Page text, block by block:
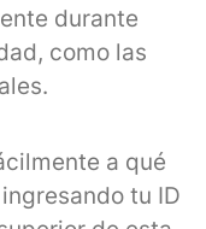
durante
como las
a qué
tu ID